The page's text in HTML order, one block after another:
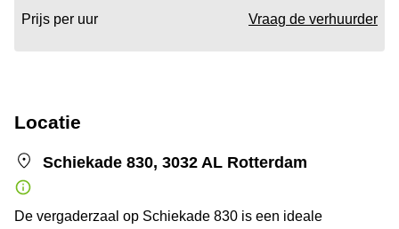
Prijs per uur Vraag de verhuurder
Locatie
Schiekade 830, 3032 AL Rotterdam
De vergaderzaal op Schiekade 830 is een ideale